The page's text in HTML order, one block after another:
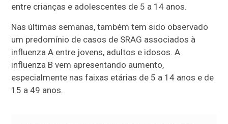
entre crianças e adolescentes de 5 a 14 anos.
Nas últimas semanas, também tem sido observado
um predomínio de casos de SRAG associados à
influenza A entre jovens, adultos e idosos. A
influenza B vem apresentando aumento,
especialmente nas faixas etárias de 5 a 14 anos e de
15 a 49 anos.